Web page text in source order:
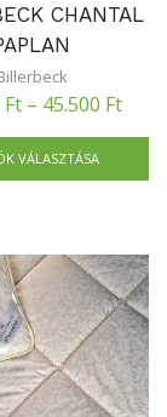
CHANTAL
Ft– 45.500 Ft
VÁLASZTÁSA